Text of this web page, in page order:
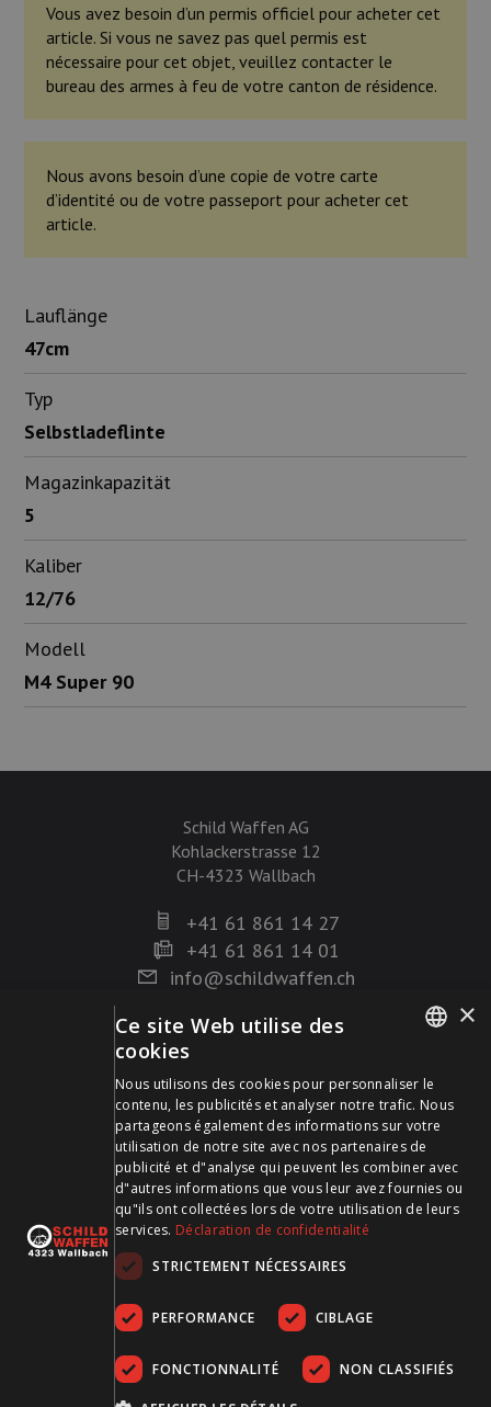
Vous avez besoin d’un permis officiel pour acheter cet
article. Si vous ne savez pas quel permis est
nécessaire pour cet objet, veuillez contacter le
bureau des armes à feu de votre canton de résidence.
Nous avons besoin d’une copie de votre carte
d’identité ou de votre passeport pour acheter cet
article.
Lauflänge
47cm
Typ
Selbstladeflinte
Magazinkapazität
5
Kaliber
12/76
Modell
M4 Super 90
Schild Waffen AG
Kohlackerstrasse 12
CH-4323 Wallbach
+41 61 861 14 27
+41 61 861 14 01
info@schildwaffen.ch
Mode de paiement
Visitez-nous sur les médias sociaux et restez à jour !
FRENCH
×
Ce site Web utilise des
cookies
Nous utilisons des cookies pour personnaliser le
contenu, les publicités et analyser notre trafic. Nous
partageons également des informations sur votre
utilisation de notre site avec nos partenaires de
publicité et d"analyse qui peuvent les combiner avec
d"autres informations que vous leur avez fournies ou
qu"ils ont collectées lors de votre utilisation de leurs
services. Déclaration de confidentialité
STRICTEMENT NÉCESSAIRES
PERFORMANCE CIBLAGE
FONCTIONNALITÉ NON CLASSIFIÉS